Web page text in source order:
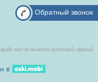
Обратный звонок
лист не является публичной офертой
в